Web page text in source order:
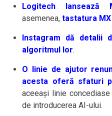
Logitech lansează
asemenea,tastatura MX
Instagram dă detalii
algoritmul lor.
O linie de ajutor
acesta oferă sfaturi
aceeași linie
de introducerea AI-ului.